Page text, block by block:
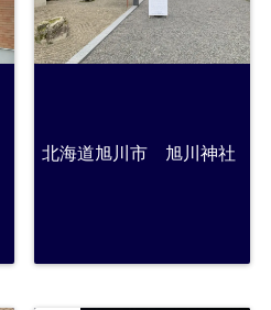
北海道旭川市 旭川神社